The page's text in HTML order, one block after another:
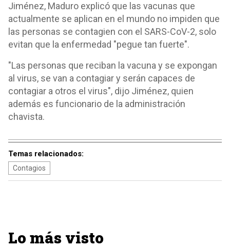
Jiménez, Maduro explicó que las vacunas que
actualmente se aplican en el mundo no impiden que
las personas se contagien con el SARS-CoV-2, solo
evitan que la enfermedad "pegue tan fuerte".
"Las personas que reciban la vacuna y se expongan
al virus, se van a contagiar y serán capaces de
contagiar a otros el virus", dijo Jiménez, quien
además es funcionario de la administración
chavista.
Temas relacionados:
Contagios
Lo más visto